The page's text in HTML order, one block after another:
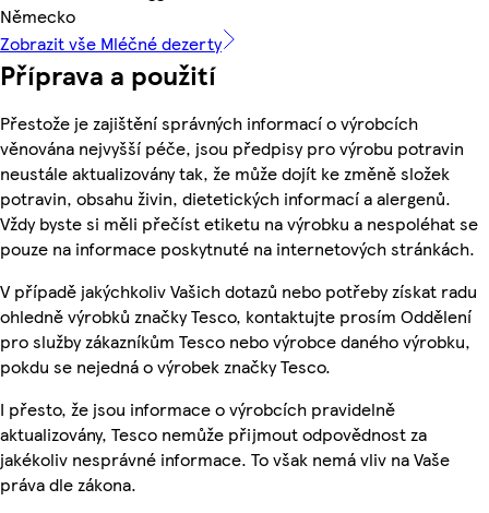
Německo
Zobrazit vše Mléčné dezerty
Příprava a použití
Přestože je zajištění správných informací o výrobcích
věnována nejvyšší péče, jsou předpisy pro výrobu potravin
neustále aktualizovány tak, že může dojít ke změně složek
potravin, obsahu živin, dietetických informací a alergenů.
Vždy byste si měli přečíst etiketu na výrobku a nespoléhat se
pouze na informace poskytnuté na internetových stránkách.
V případě jakýchkoliv Vašich dotazů nebo potřeby získat radu
ohledně výrobků značky Tesco, kontaktujte prosím Oddělení
pro služby zákazníkům Tesco nebo výrobce daného výrobku,
pokdu se nejedná o výrobek značky Tesco.
I přesto, že jsou informace o výrobcích pravidelně
aktualizovány, Tesco nemůže přijmout odpovědnost za
jakékoliv nesprávné informace. To však nemá vliv na Vaše
práva dle zákona.